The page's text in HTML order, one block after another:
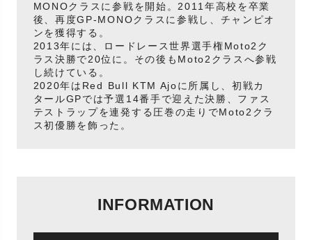
MONOクラスに参戦を開始。2011年高校を卒業
後、再度GP-MONOクラスに参戦し、チャンピオ
ンを獲得する。
2013年には、ロードレース世界選手権Moto2ク
ラス決勝で20位に。その後もMoto2クラスへ参戦
し続けている。
2020年はRed Bull KTM Ajoに所属し、初戦カ
タールGPでは予選14番手で迎えた決勝、ファス
テストラップを連発する圧巻の走りでMoto2クラ
ス初優勝を飾った。
INFORMATION